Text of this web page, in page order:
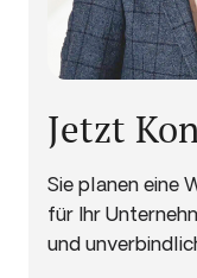
Jetzt
Sie planen eine
für Ihr
und